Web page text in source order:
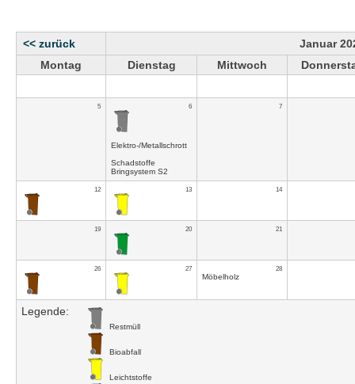
<< zurück
Januar
Montag
Dienstag Mittwoch
5 6
Elektro-/Metallschrott
Schadstoffe
Bringsystem S2
7
12 13 14
19 20 21
26 27 28
Möbelholz
Legende:
Restmüll
Bioabfall
Leichtstoffe